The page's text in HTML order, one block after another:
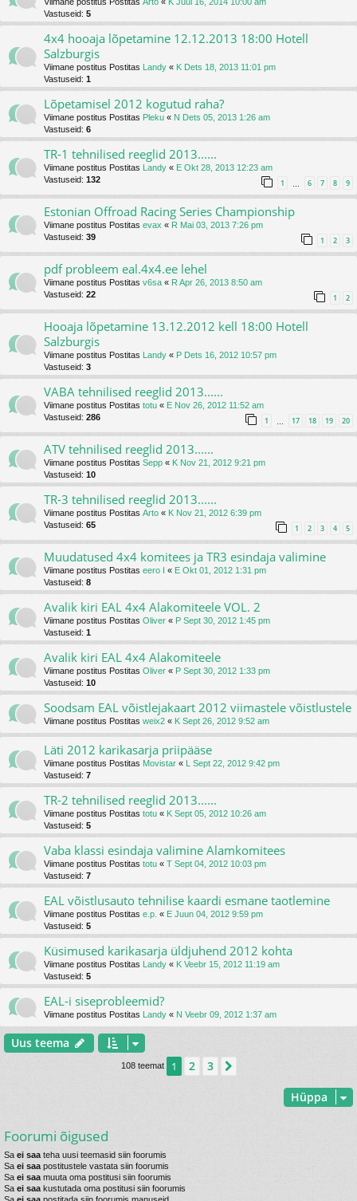
Vastuseid: 5
4x4 hooaja lõpetamine 12.12.2013 18:00 Hotell
Salzburgis
Viimane postitus Postitas Landy « K Dets 18, 2013 11:01 pm
Vastuseid: 1
Lõpetamisel 2012 kogutud raha?
Viimane postitus Postitas Pleku « N Dets 05, 2013 1:26 am
Vastuseid: 6
TR-1 tehnilised reeglid 2013......
Viimane postitus Postitas Landy « E Okt 28, 2013 12:23 am
Vastuseid: 132 1 6 7 8 9
Estonian Offroad Racing Series Championship
Viimane postitus Postitas evax « R Mai 03, 2013 7:26 pm
Vastuseid: 39 1 2 3
pdf probleem eal.4x4.ee lehel
Viimane postitus Postitas v6sa « R Apr 26, 2013 8:50 am
Vastuseid: 22 1 2
Hooaja lõpetamine 13.12.2012 kell 18:00 Hotell
Salzburgis
Viimane postitus Postitas Landy « P Dets 16, 2012 10:57 pm
Vastuseid: 3
VABA tehnilised reeglid 2013......
Viimane postitus Postitas totu « E Nov 26, 2012 11:52 am
Vastuseid: 286 1 … 17 18 19 20
ATV tehnilised reeglid 2013......
Viimane postitus Postitas Sepp « K Nov 21, 2012 9:21 pm
Vastuseid: 10
TR-3 tehnilised reeglid 2013......
Viimane postitus Postitas Arto « K Nov 21, 2012 6:39 pm
Vastuseid: 65 1 2 3 4 5
Muudatused 4x4 komitees ja TR3 esindaja valimine
Viimane postitus Postitas eero I « E Okt 01, 2012 1:31 pm
Vastuseid: 8
Avalik kiri EAL 4x4 Alakomiteele VOL. 2
Viimane postitus Postitas Oliver « P Sept 30, 2012 1:45 pm
Vastuseid: 1
Avalik kiri EAL 4x4 Alakomiteele
Viimane postitus Postitas Oliver « P Sept 30, 2012 1:33 pm
Vastuseid: 10
Soodsam EAL võistlejakaart 2012 viimastele võistlustele
Viimane postitus Postitas weix2 « K Sept 26, 2012 9:52 am
Läti 2012 karikasarja priipääse
Viimane postitus Postitas Movistar «
L Sept 22, 2012 9:42 pm
Vastuseid: 7
TR-2 tehnilised reeglid 2013......
Viimane postitus Postitas totu « K Sept 05, 2012 10:26 am
Vastuseid: 5
Vaba klassi esindaja valimine Alamkomitees
Viimane postitus Postitas totu « T Sept 04, 2012 10:03 pm
Vastuseid: 7
EAL võistlusauto tehnilise kaardi esmane taotlemine
Viimane postitus Postitas e.p. « E Juun 04, 2012 9:59 pm
Vastuseid: 5
Küsimused karikasarja üldjuhend 2012 kohta
Viimane postitus Postitas Landy « K Veebr 15, 2012 11:19 am
Vastuseid: 5
EAL-i siseprobleemid?
Viimane postitus Postitas Landy « N Veebr 09, 2012 1:37 am
Uus teema
108 teemat 1 2 3
Hüppa
Foorumi õigused
Sa ei saa teha uusi teemasid siin foorumis
Sa ei saa postitustele vastata siin foorumis
Sa ei saa muuta oma postitusi siin foorumis
Sa ei saa kustutada oma postitusi siin foorumis